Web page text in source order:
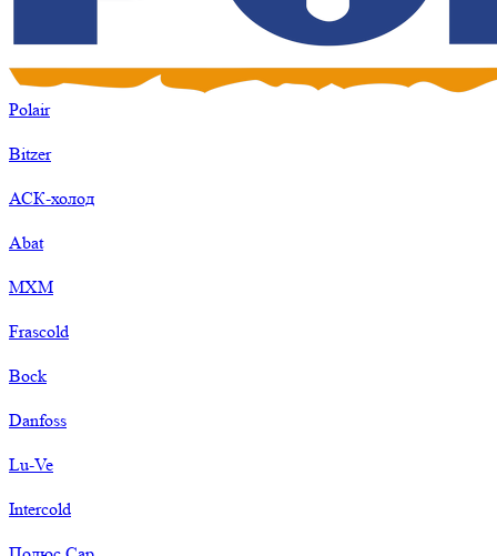
Polair
Bitzer
АСК-холод
Abat
МХМ
Frascold
Bock
Danfoss
Lu-Ve
Intercold